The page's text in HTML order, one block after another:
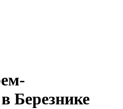
Березнике